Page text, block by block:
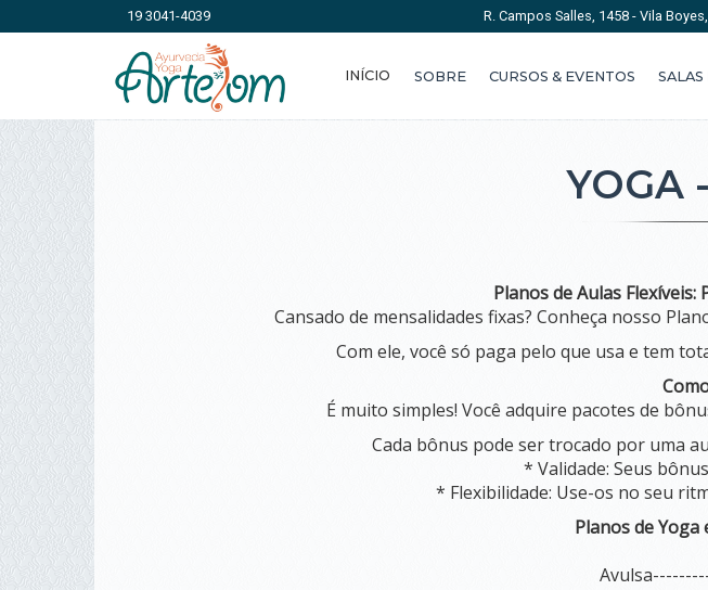
19 3041-4039 R. Campos Salles, 1458 - Vila
INÍCIO SOBRE CURSOS & EVENTOS SALAS
YOGA
Planos de Aulas Flexíveis:
Cansado de mensalidades fixas? Conheça nosso
Com ele, você só paga pelo que usa e tem
É muito simples! Você adquire pacotes de
Cada bônus pode ser trocado por uma
* Validade: Seus
* Flexibilidade: Use-os no seu
Planos de